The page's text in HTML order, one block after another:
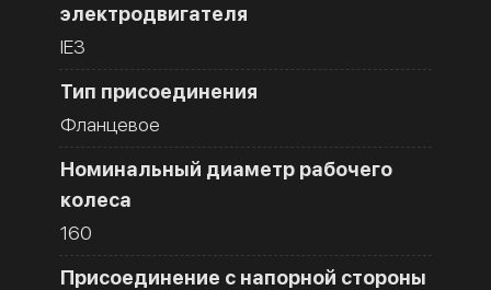
электродвигателя
IE3
Тип присоединения
Фланцевое
Номинальный диаметр рабочего
колеса
160
Присоединение с напорной стороны